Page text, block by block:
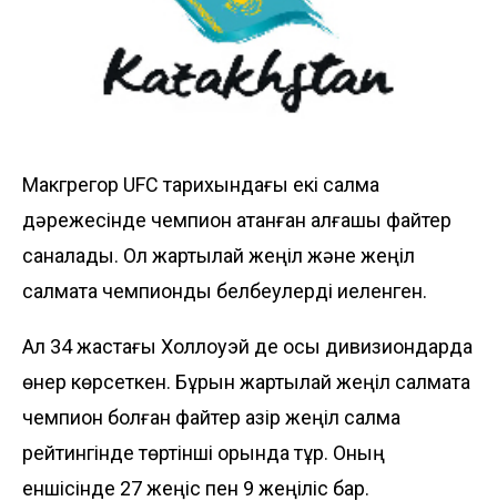
Макгрегор UFC тарихындағы екі салмақ
дәрежесінде чемпион атанған алғашқы файтер
саналады. Ол жартылай жеңіл және жеңіл
салмақта чемпиондық белбеулерді иеленген.
Ал 34 жастағы Холлоуэй де осы дивизиондарда
өнер көрсеткен. Бұрын жартылай жеңіл салмақта
чемпион болған файтер қазір жеңіл салмақ
рейтингінде төртінші орында тұр. Оның
еншісінде 27 жеңіс пен 9 жеңіліс бар.